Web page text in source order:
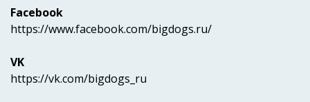
Facebook
https://www.facebook.com/bigdogs.ru/
VK
https://vk.com/bigdogs_ru